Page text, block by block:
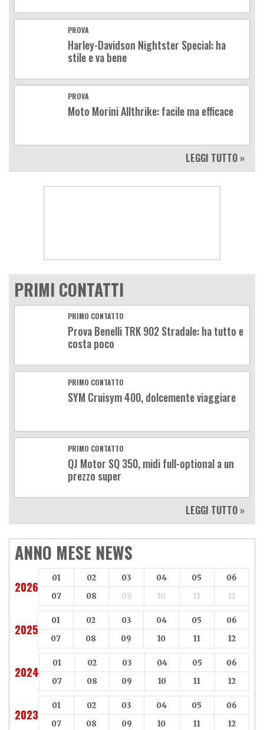
PROVA
Harley-Davidson Nightster Special: ha
stile e va bene
PROVA
Moto Morini Allthrike: facile ma efficace
LEGGI TUTTO »
PRIMI CONTATTI
PRIMO CONTATTO
Prova Benelli TRK 902 Stradale: ha tutto e
costa poco
PRIMO CONTATTO
SYM Cruisym 400, dolcemente viaggiare
PRIMO CONTATTO
QJ Motor SQ 350, midi full-optional a un
prezzo super
LEGGI TUTTO »
ANNO MESE NEWS
2026
01 02 03 04 05
06
07
08 09 10 11 12
2025
01 02 03 04 05
06
07
08 09 10 11 12
2024
01 02 03 04 05
06
07
08 09 10 11 12
2023
01 02 03 04 05
06
07
08 09 10 11 12